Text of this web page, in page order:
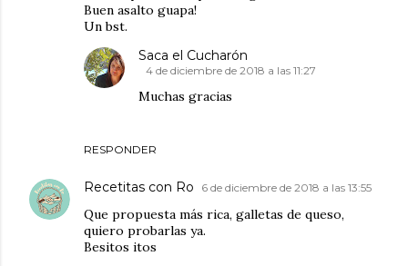
Buen asalto guapa!
Un bst.
RESPONDER
Saca el Cucharón
4 de diciembre de 2018 a las 11:27
Muchas gracias
Recetitas con Ro 6 de diciembre de 2018 a las 13:55
Que propuesta más rica, galletas de queso,
quiero probarlas ya.
Besitos itos